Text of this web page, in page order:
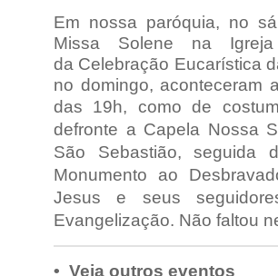
Em nossa paróquia, no
Missa Solene na
da Celebração Eucarística
no domingo, aconteceram
das 19h, como de
defronte a Capela Nossa
São Sebastião, seguida
Monumento ao
Jesus e seus
Evangelização. Não faltou
• Veja outros eventos